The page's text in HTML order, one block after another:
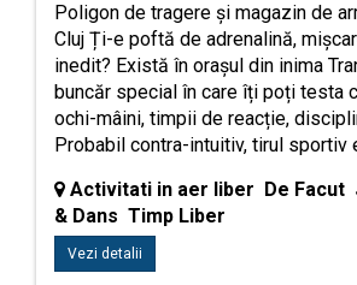
Poligon de tragere și magazin de
Cluj Ți-e poftă de adrenalină,
inedit? Există în orașul din inima
buncăr special în care îți poți testa
ochi-mâini, timpii de reacție,
Probabil contra-intuitiv, tirul sportiv
Activitati in aer liber De
& Dans Timp Liber
Vezi detalii